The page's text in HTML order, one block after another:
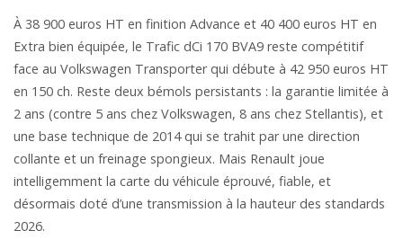
À 38 900 euros HT en finition Advance et 40 400 euros HT en
Extra bien équipée, le Trafic dCi 170 BVA9 reste compétitif
face au Volkswagen Transporter qui débute à 42 950 euros HT
en 150 ch. Reste deux bémols persistants : la garantie limitée à
2 ans (contre 5 ans chez Volkswagen, 8 ans chez Stellantis), et
une base technique de 2014 qui se trahit par une direction
collante et un freinage spongieux. Mais Renault joue
intelligemment la carte du véhicule éprouvé, fiable, et
désormais doté d’une transmission à la hauteur des standards
2026.